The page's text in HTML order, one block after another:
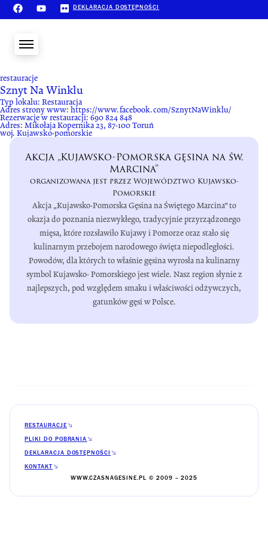
DEKLARACJA DOSTĘPNOŚCI
restauracje
Sznyt Na Winklu
Typ lokalu: Restauracja
Adres strony www: https://www.facebook.com/SznytNaWinklu/
Rezerwacje w restauracji: 690 824 848
Adres: Mikołaja Kopernika 23, 87-100 Toruń
woj. Kujawsko-pomorskie
Akcja „Kujawsko-Pomorska gęsina na św.
Marcina”
organizowana jest przez Województwo Kujawsko-
Pomorskie
Akcja „Kujawsko-Pomorska Gęsina na Świętego Marcina” to
okazja do poznania niezwykłego, tradycyjnie przyrządzonego
mięsa, które rozsławiło Kujawy i Pomorze oraz stało się
kulinarnym przebojem narodowego święta niepodległości.
Powodów, dla których to właśnie gęsina wyrosła na kulinarny
symbol Kujawsko- Pomorskiego jest wiele. Nasz region słynie z
najlepszych, pod względem smaku i właściwości odżywczych,
gatunków gęsi w Polsce.
RESTAURACJE
PLIKI DO POBRANIA
DEKLARACJA DOSTĘPNOŚCI
KONTAKT
WWW.CZASNAGESINE.PL © 2009 – 2025